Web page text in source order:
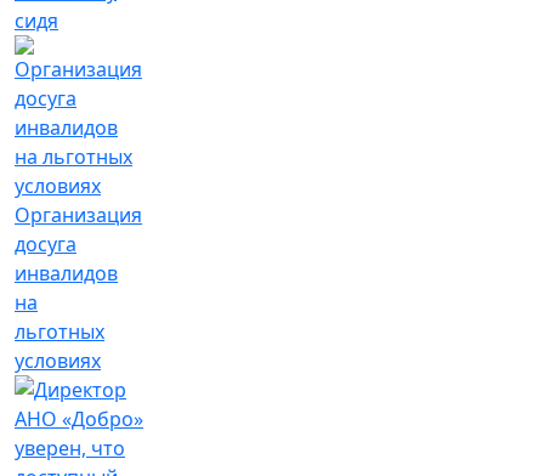
сидя
Организация
досуга
инвалидов
на
льготных
условиях